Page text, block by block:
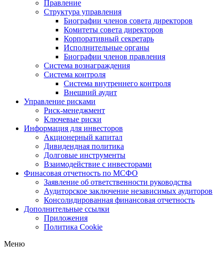
Правление
Структура управления
Биографии членов совета директоров
Комитеты совета директоров
Корпоративный секретарь
Исполнительные органы
Биографии членов правления
Система вознаграждения
Система контроля
Система внутреннего контроля
Внешний аудит
Управление рисками
Риск-менеджмент
Ключевые риски
Информация для инвесторов
Акционерный капитал
Дивидендная политика
Долговые инструменты
Взаимодействие с инвеcторами
Финасовая отчетность по МСФО
Заявление об ответственности руководства
Аудиторское заключение независимых аудиторов
Консолидированная финансовая отчетность
Дополнительные ссылки
Приложения
Политика Cookie
Меню